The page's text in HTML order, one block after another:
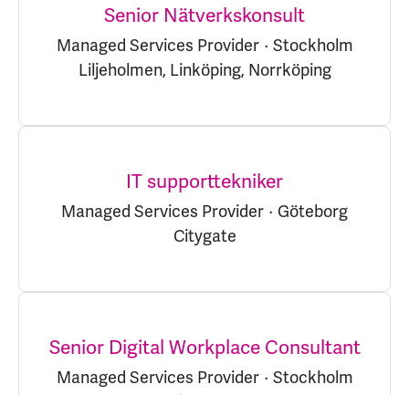
Senior Nätverkskonsult
Managed Services Provider · Stockholm
Liljeholmen, Linköping, Norrköping
IT supporttekniker
Managed Services Provider · Göteborg
Citygate
Senior Digital Workplace Consultant
Managed Services Provider · Stockholm